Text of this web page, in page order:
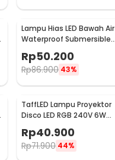
Lampu Hias LED Bawah Air
Waterproof Submersible
13017
Rp50.200
Rp86.900 43%
TaffLED Lampu Proyektor
Disco LED RGB 240V 6W
LV-RG
Rp40.900
Rp71.900 44%